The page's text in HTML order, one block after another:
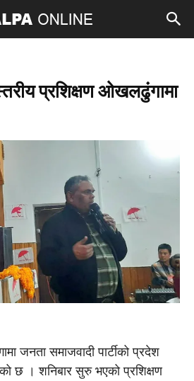
प्रशिक्षण ओखलढुंगामा
जनता समाजवादी पार्टीको प्रदेश
छ । शनिबार सुरु भएको प्रशिक्षण